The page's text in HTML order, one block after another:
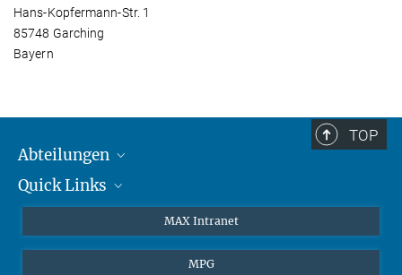
Hans-Kopfermann-Str. 1
85748 Garching
Bayern
TOP
Abteilungen
Attosekundenphysik
Quick Links
MAX Intranet
MPG